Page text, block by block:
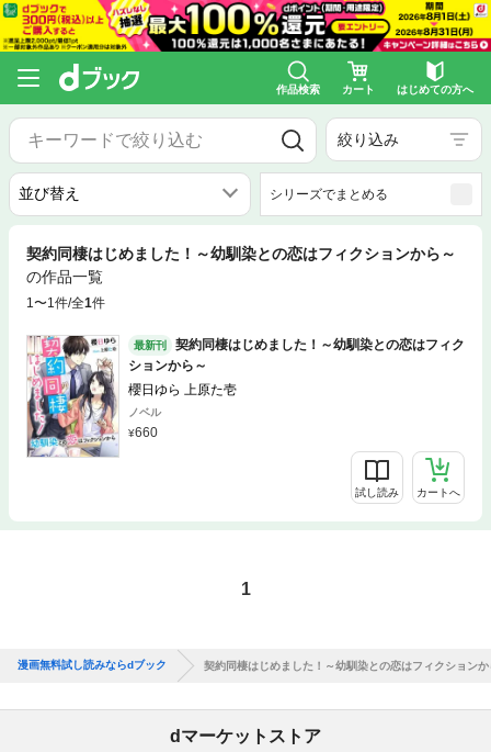
作品検索 カート はじめての方へ
絞り込み
シリーズでまとめる
契約同棲はじめました！～幼馴染との恋はフィクションから～
の作品一覧
1〜1件/全1件
最新刊
契約同棲はじめました！～幼馴染との恋はフィク
ションから～
櫻日ゆら 上原た壱
ノベル
660
試し読み カートへ
1
漫画無料試し読みならdブック 契約同棲はじめました！～幼馴染との恋はフィクションか
dマーケットストア